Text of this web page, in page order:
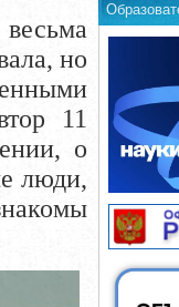
но
11
о
люди,